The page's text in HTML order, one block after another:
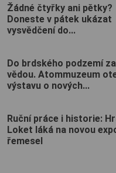
Žádné čtyřky ani pětky?
Doneste v pátek ukázat
vysvědčení do...
Do brdského podzemí za
vědou. Atommuzeum
výstavu o nových...
Ruční práce i historie:
Loket láká na novou
řemesel